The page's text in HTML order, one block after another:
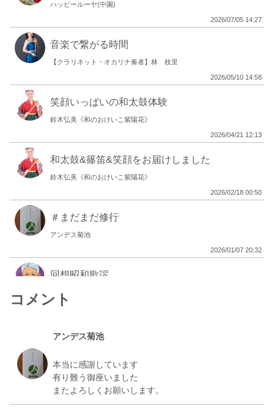
ハッピールーヤ(中園)
2026/07/05 14:27
音楽で繋がる時間
【クラリネット・オカリナ奏者】林 枝里
2026/05/10 14:58
笑顔いっぱいの和太鼓体験
鈴木弘美《和のおけいこ紫陽花》
2026/04/21 12:13
和太鼓&篠笛&笑顔をお届けしました
鈴木弘美《和のおけいこ紫陽花》
2026/02/18 00:50
＃まだまだ修行
アンデス菊池
2026/01/07 20:32
回想昭和歌謡
イ・チ・ヨン
コメント
アンデス菊池
本当に感謝しています
有り難う御座いました